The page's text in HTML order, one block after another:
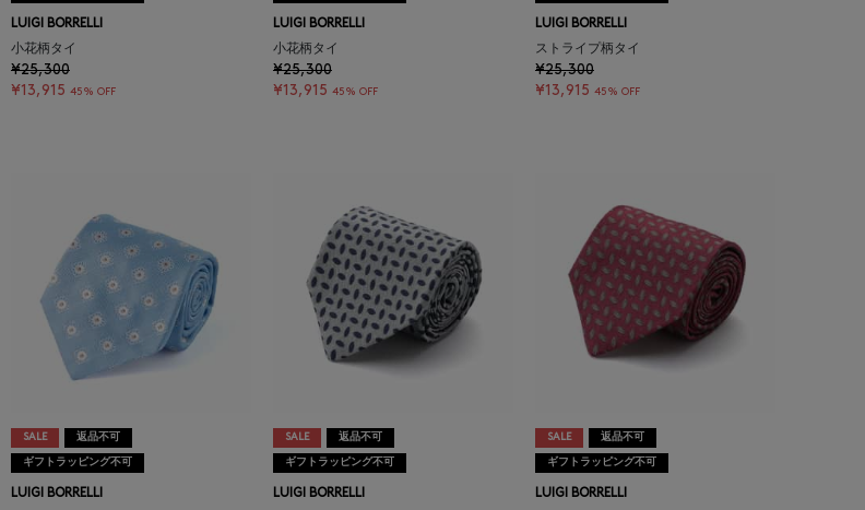
LUIGI BORRELLI
小花柄タイ
¥25,300
¥13,915 45% OFF
LUIGI BORRELLI
小花柄タイ
¥25,300
¥13,915 45% OFF
LUIGI BORRELLI
ストライプ柄タイ
¥25,300
¥13,915 45% OFF
SALE 返品不可
ギフトラッピング不可
LUIGI BORRELLI
SALE 返品不可
ギフトラッピング不可
LUIGI BORRELLI
SALE 返品不可
ギフトラッピング不可
LUIGI BORRELLI